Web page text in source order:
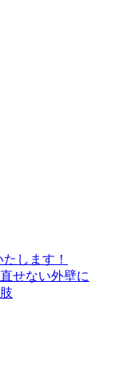
します！
せない外壁に